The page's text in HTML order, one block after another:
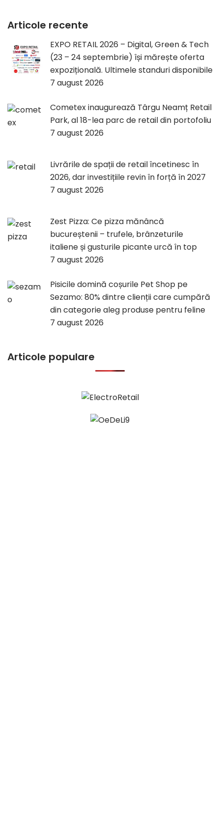
Articole recente
EXPO RETAIL 2026 – Digital, Green & Tech
(23 – 24 septembrie) își mărește oferta
expozițională. Ultimele standuri disponibile
7 august 2026
Cometex inaugurează Târgu Neamț Retail
Park, al 18-lea parc de retail din portofoliu
7 august 2026
Livrările de spații de retail încetinesc în
2026, dar investițiile revin în forță în 2027
7 august 2026
Zest Pizza: Ce pizza mănâncă
bucureștenii – trufele, brânzeturile
italiene și gusturile picante urcă în top
7 august 2026
Pisicile domină coșurile Pet Shop pe
Sezamo: 80% dintre clienții care cumpără
din categorie aleg produse pentru feline
7 august 2026
Articole populare